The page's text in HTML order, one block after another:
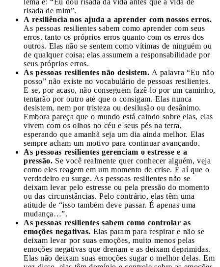
risada de mim”.
A resiliência nos ajuda a aprender com nossos erros.
As pessoas resilientes sabem como aprender com seus
erros, tanto os próprios erros quanto com os erros dos
outros. Elas não se sentem como vítimas de ninguém ou
de qualquer coisa; elas assumem a responsabilidade por
seus próprios erros.
As pessoas resilientes não desistem. A palavra “Eu não
posso” não existe no vocabulário de pessoas resilientes.
E se, por acaso, não conseguem fazê-lo por um caminho,
tentarão por outro até que o consigam. Elas nunca
desistem, nem por tristeza ou desilusão ou desânimo.
Embora pareça que o mundo está caindo sobre elas, elas
vivem com os olhos no céu e seus pés na terra,
esperando que amanhã seja um dia ainda melhor. Elas
sempre acham um motivo para continuar avançando.
As pessoas resilientes gerenciam o estresse e a
pressão. Se você realmente quer conhecer alguém, veja
como eles reagem em um momento de crise. É aí que o
verdadeiro eu surge. As pessoas resilientes não se
deixam levar pelo estresse ou pela pressão do momento
ou das circunstâncias. Pelo contrário, elas têm uma
atitude de “isso também deve passar. É apenas uma
mudança…”.
As pessoas resilientes sabem como controlar as
emoções negativas. Elas param para respirar e não se
deixam levar por suas emoções, muito menos pelas
emoções negativas que drenam e as deixam deprimidas.
Elas não deixam suas emoções sugar o melhor delas. Em